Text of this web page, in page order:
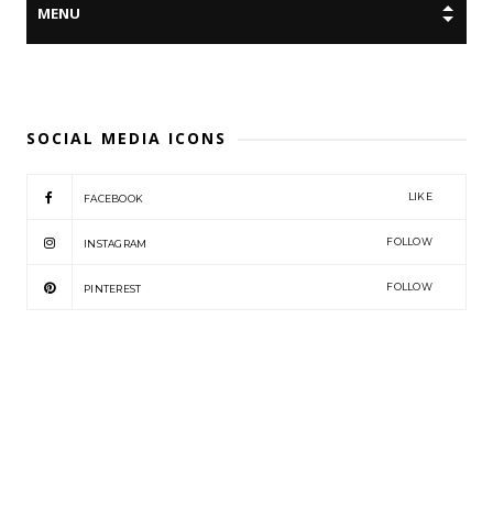
SOCIAL MEDIA ICONS
FACEBOOK LIKE
INSTAGRAM FOLLOW
PINTEREST FOLLOW